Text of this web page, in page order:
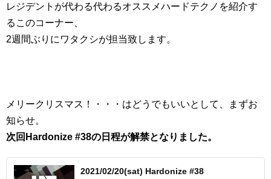
レジデントが代わる代わるオススメハードテクノを紹介す
るこのコーナー、
2週間ぶりにワタクシが担当致します。
メリークリスマス！・・・はどうでもいいとして、まずお
知らせ。
次回Hardonize #38の日程が解禁となりました。
2021/02/20(sat) Hardonize #38